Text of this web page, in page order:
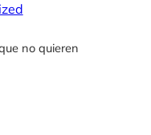
no quieren